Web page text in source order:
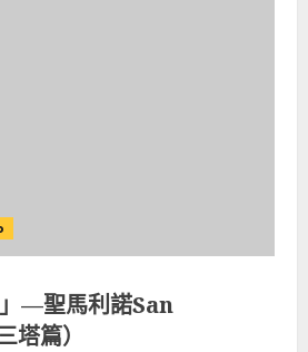
—聖馬利諾San
篇）